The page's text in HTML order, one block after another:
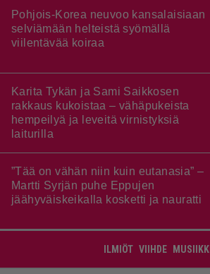
Pohjois-Korea neuvoo kansalaisiaan
selviämään helteistä syömällä
viilentävää koiraa
Karita Tykän ja Sami Saikkosen
rakkaus kukoistaa – vähäpukeista
hempeilyä ja leveitä virnistyksiä
laiturilla
”Tää on vähän niin kuin eutanasia” –
Martti Syrjän puhe Eppujen
jäähyväiskeikalla kosketti ja nauratti
ILMIÖT VIIHDE MUSIIKKI